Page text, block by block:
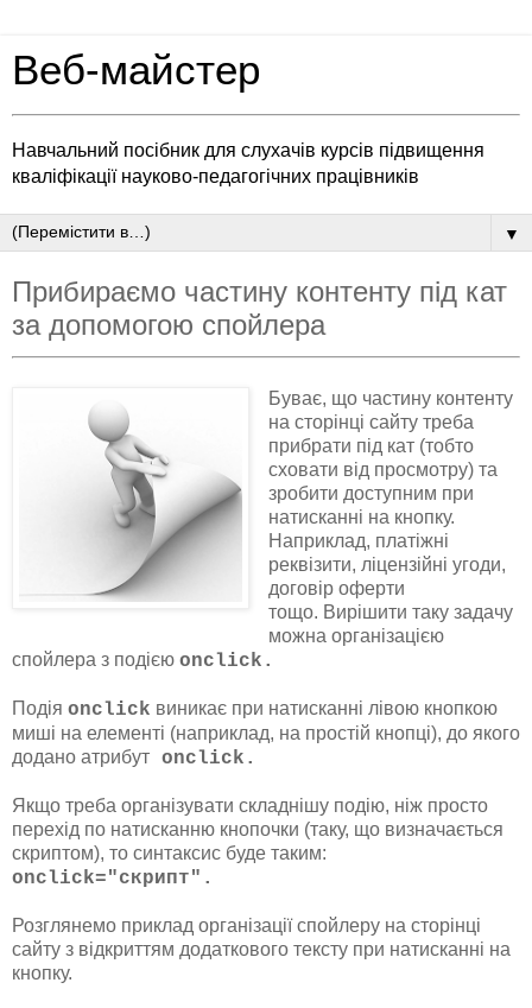
Веб-майстер
Навчальний посібник для слухачів курсів підвищення
кваліфікації науково-педагогічних працівників
▼
Прибираємо частину контенту під кат
за допомогою спойлера
Буває, що частину контенту
на сторінці сайту треба
прибрати під кат (тобто
сховати від просмотру) та
зробити доступним при
натисканні на кнопку.
Наприклад, платіжні
реквізити, ліцензійні угоди,
договір оферти
тощо. Вирішити таку задачу
можна організацією
спойлера з подією onclick.
Подія onclick виникає при натисканні лівою кнопкою
миші на елементі (наприклад, на простій кнопці), до якого
додано атрибут onclick.
Якщо треба організувати складнішу подію, ніж просто
перехід по натисканню кнопочки (таку, що визначається
скриптом), то синтаксис буде таким:
onclick="скрипт".
Розглянемо приклад організації спойлеру на сторінці
сайту з відкриттям додаткового тексту при натисканні на
кнопку.